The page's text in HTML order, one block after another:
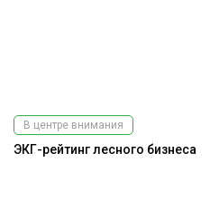
В центре внимания
ЭКГ-рейтинг лесного бизнеса